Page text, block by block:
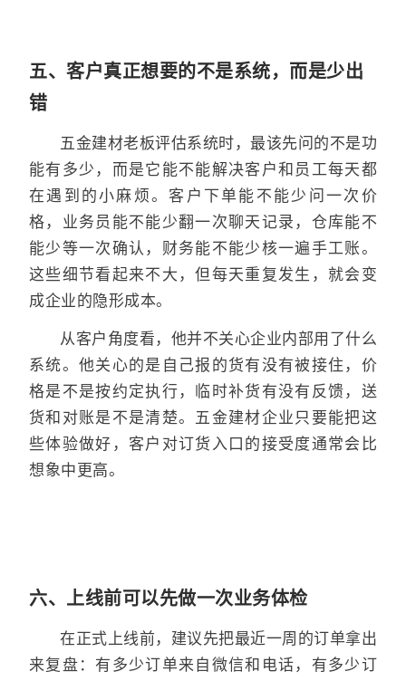
五、客户真正想要的不是系统，而是少出
错
五金建材老板评估系统时，最该先问的不是功
能有多少，而是它能不能解决客户和员工每天都
在遇到的小麻烦。客户下单能不能少问一次价
格，业务员能不能少翻一次聊天记录，仓库能不
能少等一次确认，财务能不能少核一遍手工账。
这些细节看起来不大，但每天重复发生，就会变
成企业的隐形成本。
从客户角度看，他并不关心企业内部用了什么
系统。他关心的是自己报的货有没有被接住，价
格是不是按约定执行，临时补货有没有反馈，送
货和对账是不是清楚。五金建材企业只要能把这
些体验做好，客户对订货入口的接受度通常会比
想象中更高。
六、上线前可以先做一次业务体检
在正式上线前，建议先把最近一周的订单拿出
来复盘：有多少订单来自微信和电话，有多少订